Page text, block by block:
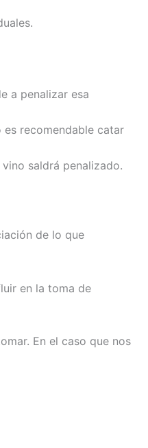
a penalizar esa
recomendable catar
saldrá penalizado.
de lo que
en la toma de
En el caso que nos